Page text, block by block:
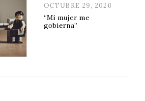
POSTED
ON
OCTUBRE 29, 2020
“Mi mujer me
gobierna”